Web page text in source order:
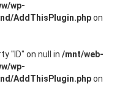
wp-
AddThisPlugin.phpon
"ID" on null in /mnt/web-
wp-
AddThisPlugin.phpon